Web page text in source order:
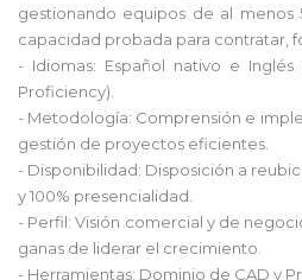
gestionando equipos de al menos
capacidad probada para contratar,
- Idiomas: Español nativo e Inglés
Proficiency).
- Metodología: Comprensión e
gestión de proyectos eficientes.
- Disponibilidad: Disposición a
y 100% presencialidad.
- Perfil: Visión comercial y de
ganas de liderar el crecimiento.
- Herramientas: Dominio de CAD y